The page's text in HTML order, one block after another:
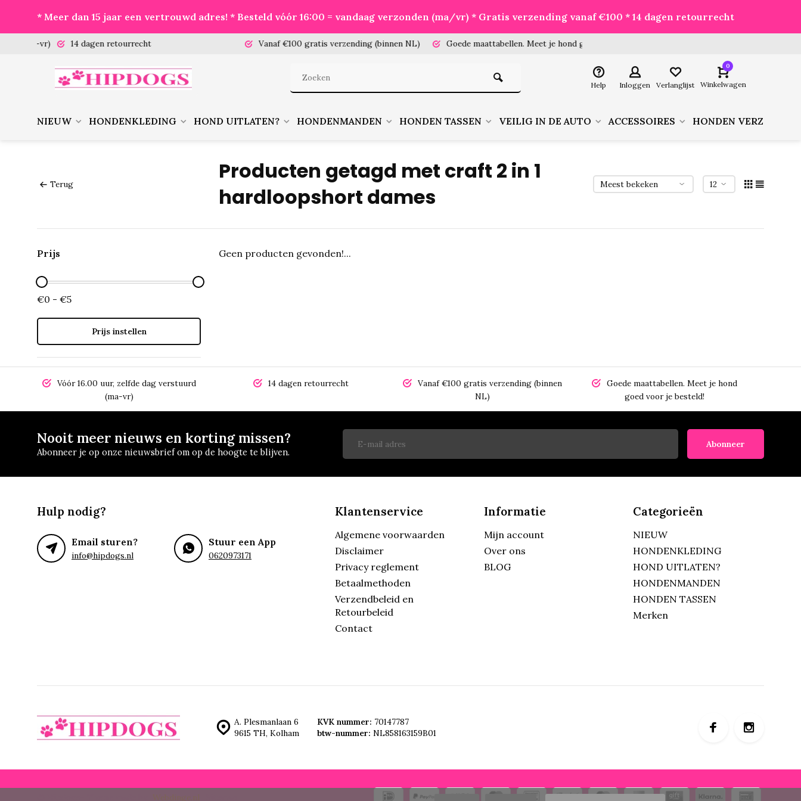
* Meer dan 15 jaar een vertrouwd adres! * Besteld vóór 16:00 = vandaag verzonden (ma/vr) * Gratis verzending vanaf €100 * 14 dagen retourrecht
14 dagen retourrecht Vanaf €100 gratis verzending (binnen NL) Goede maattabellen.Meet je hond goed voor je besteld!
Help Inloggen Verlanglijst
0
Winkelwagen
NIEUW HONDENKLEDING HOND UITLATEN? HONDENMANDEN HONDEN TASSEN VEILIG IN DE AUTO ACCESSOIRES HONDEN
Terug
Producten getagd met craft 2 in 1
hardloopshort dames
Prijs
€0 - €5
Prijs instellen
Geen producten gevonden!...
Vóór 16.00 uur, zelfde dag verstuurd
(ma-vr)
14 dagen retourrecht
Vanaf €100 gratis verzending (binnen
NL)
Goede maattabellen. Meet je hond
goed voor je besteld!
Nooit meer nieuws en korting missen?
Abonneer je op onze nieuwsbrief om op de hoogte te blijven.
Abonneer
Hulp nodig?
Email sturen?
info@hipdogs.nl
Stuur een App
0620973171
Klantenservice
Algemene voorwaarden
Disclaimer
Privacy reglement
Betaalmethoden
Verzendbeleid en
Retourbeleid
Contact
Informatie
Mijn account
Over ons
BLOG
Categorieën
NIEUW
HONDENKLEDING
HOND UITLATEN?
HONDENMANDEN
HONDEN TASSEN
Merken
A. Plesmanlaan 6
9615 TH, Kolham
KVK nummer: 70147787
btw-nummer: NL858163159B01